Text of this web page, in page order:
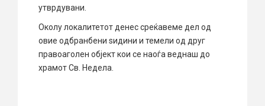
утврдувани.
Околу локалитетот денес среќавеме дел од
овие одбранбени ѕидини и темели од друг
правоаголен објект кои се наоѓа веднаш до
храмот Св. Недела.